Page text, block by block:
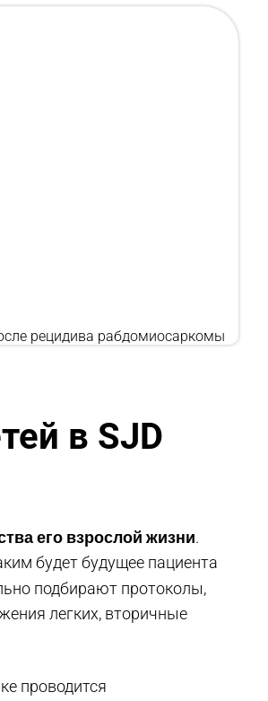
рецидива рабдомиосаркомы
в SJD
его взрослой жизни.
будет будущее пациента
подбирают протоколы,
легких, вторичные
проводится